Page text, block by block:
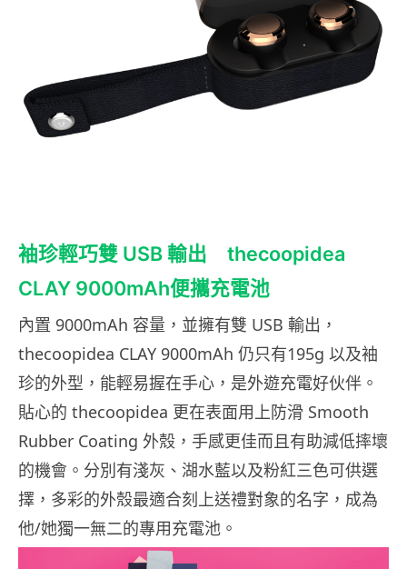
袖珍輕巧雙 USB 輸出 thecoopidea
CLAY 9000mAh便攜充電池
內置 9000mAh 容量，並擁有雙 USB 輸出，
thecoopidea CLAY 9000mAh 仍只有195g 以及袖
珍的外型，能輕易握在手心，是外遊充電好伙伴。
貼心的 thecoopidea 更在表面用上防滑 Smooth
Rubber Coating 外殼，手感更佳而且有助減低摔壞
的機會。分別有淺灰、湖水藍以及粉紅三色可供選
擇，多彩的外殼最適合刻上送禮對象的名字，成為
他/她獨一無二的專用充電池。